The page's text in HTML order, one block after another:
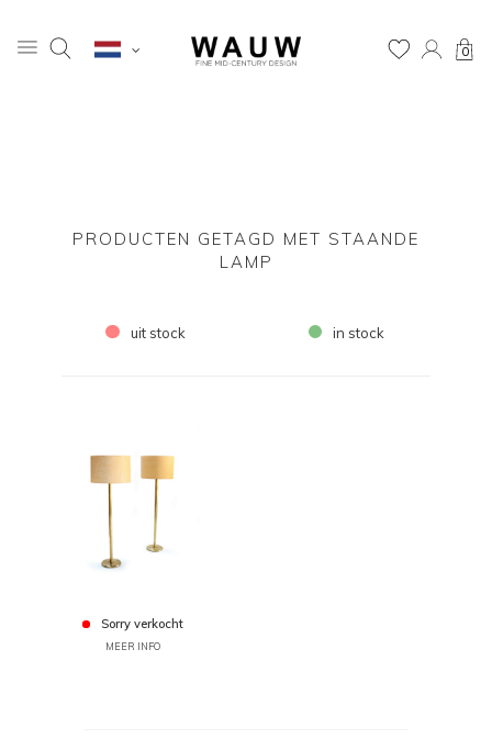
0
PRODUCTEN GETAGD MET STAANDE
LAMP
uit stock in stock
Sorry verkocht
MEER INFO